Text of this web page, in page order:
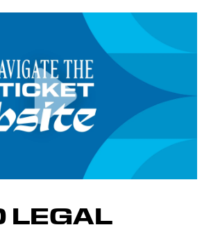
LEGAL